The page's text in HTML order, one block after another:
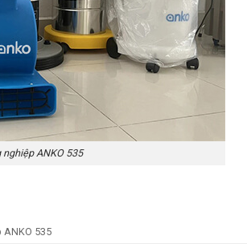
ANKO 535
ANKO 535